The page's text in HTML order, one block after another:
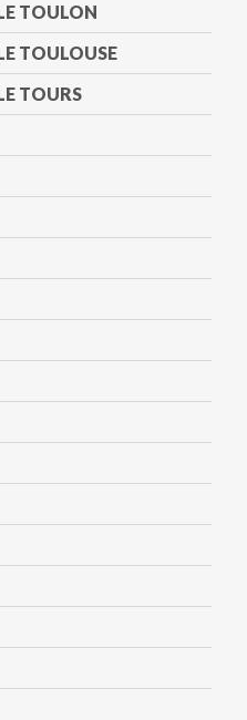
TOULON
TOULOUSE
TOURS